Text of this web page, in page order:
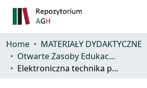
Communities & Collections
All of repository
Home
MATERIAŁY DYDAKTYCZNE
Otwarte Zasoby Edukacyjne (OZE)
Elektroniczna technika pomiarowa